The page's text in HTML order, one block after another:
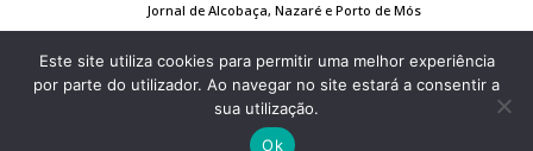
Jornal de Alcobaça, Nazaré e Porto de Mós
Conta de Registo
Edição Impressa
© 2022 Região de Cister - Todos os direitos reservados.
Este site utiliza cookies para permitir uma melhor experiência
por parte do utilizador. Ao navegar no site estará a consentir a
sua utilização.
Ok